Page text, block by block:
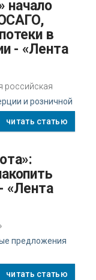
в
- «Лента
российская
и розничной
читать статью
«Лента
предложения
читать статью